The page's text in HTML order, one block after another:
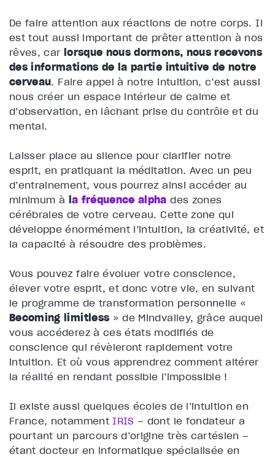
De faire attention aux réactions de notre corps. Il
est tout aussi important de prêter attention à nos
rêves, car lorsque nous dormons, nous recevons
des informations de la partie intuitive de notre
cerveau. Faire appel à notre intuition, c’est aussi
nous créer un espace intérieur de calme et
d’observation, en lâchant prise du contrôle et du
mental.
Laisser place au silence pour clarifier notre
esprit, en pratiquant la méditation. Avec un peu
d’entrainement, vous pourrez ainsi accéder au
minimum à la fréquence alpha des zones
cérébrales de votre cerveau. Cette zone qui
développe énormément l’intuition, la créativité, et
la capacité à résoudre des problèmes.
Vous pouvez faire évoluer votre conscience,
élever votre esprit, et donc votre vie, en suivant
le programme de transformation personnelle «
Becoming limitless » de Mindvalley, grâce auquel
vous accéderez à ces états modifiés de
conscience qui révèleront rapidement votre
intuition. Et où vous apprendrez comment altérer
la réalité en rendant possible l’impossible !
Il existe aussi quelques écoles de l’intuition en
France, notammentIRIS – dont le fondateur a
pourtant un parcours d’origine très cartésien –
étant docteur en informatique spécialisée en